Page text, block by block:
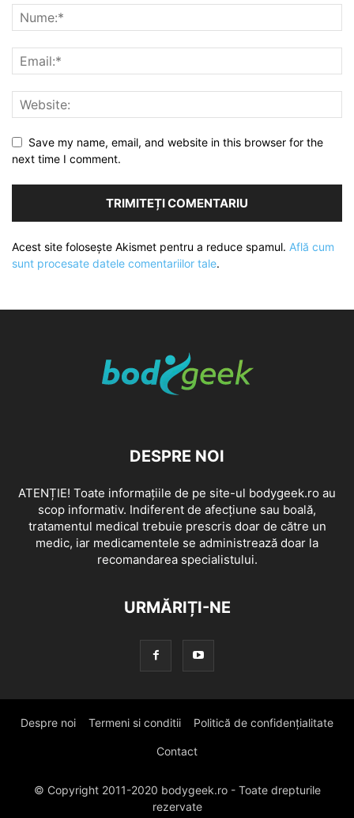
Save my name, email, and website in this browser for the
next time I comment.
Acest site folosește Akismet pentru a reduce spamul. Află cum
sunt procesate datele comentariilor tale.
DESPRE NOI
ATENȚIE! Toate informațiile de pe site-ul bodygeek.ro au
scop informativ. Indiferent de afecțiune sau boală,
tratamentul medical trebuie prescris doar de către un
medic, iar medicamentele se administrează doar la
recomandarea specialistului.
URMĂRIȚI-NE
Despre noi Termeni si conditii Politică de confidențialitate
Contact
© Copyright 2011-2020 bodygeek.ro - Toate drepturile
rezervate